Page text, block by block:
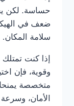
حساسة. لكن
ضعف في
سلامة المكان.
إذا كنت
وقوية، فإن
متخصصة
الأمان،